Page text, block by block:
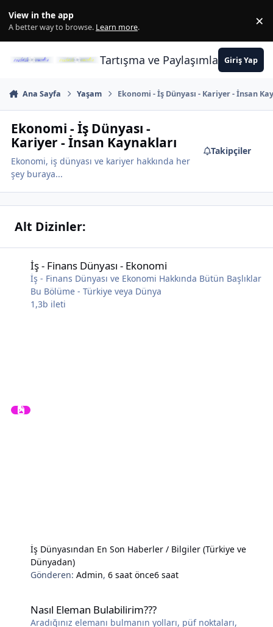
View in the app
A better way to browse. Learn more. ×
Tartışma ve PaylaşımlarınGiriş Yap
Ana Sayfa Yaşam Ekonomi - İş Dünyası - Kariyer - İnsan
Ekonomi - İş Dünyası -
Kariyer - İnsan Kaynakları
Ekonomi, iş dünyası ve kariyer hakkında her
şey buraya...
Takipçiler
Alt Dizinler:
İş - Finans Dünyası - Ekonomi
İş - Finans Dünyası ve Ekonomi Hakkında Bütün Başlıklar
Bu Bölüme - Türkiye veya Dünya
1,3b ileti
İş Dünyasından En Son Haberler / Bilgiler (Türkiye ve
Dünyadan)
Gönderen:Admin,6 saat önce6 saat
Nasıl Eleman Bulabilirim???
Aradığınız elemanı bulmanın yolları, püf noktaları,